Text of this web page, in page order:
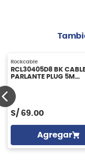
Rockcable
RCL30405D8 BK
PARLANTE PLUG 5M
ROCKCABLE